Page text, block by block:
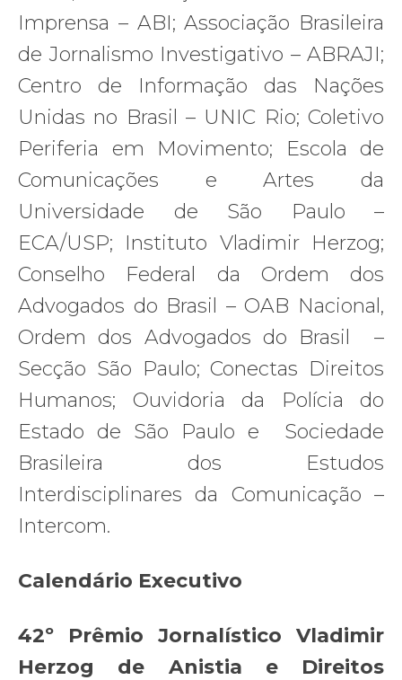
Imprensa – ABI; Associação Brasileira
de Jornalismo Investigativo – ABRAJI;
Centro de Informação das Nações
Unidas no Brasil – UNIC Rio; Coletivo
Periferia em Movimento; Escola de
Comunicações e Artes da
Universidade de São Paulo –
ECA/USP; Instituto Vladimir Herzog;
Conselho Federal da Ordem dos
Advogados do Brasil – OAB Nacional,
Ordem dos Advogados do Brasil –
Secção São Paulo; Conectas Direitos
Humanos; Ouvidoria da Polícia do
Estado de São Paulo e Sociedade
Brasileira dos Estudos
Interdisciplinares da Comunicação –
Intercom.
Calendário Executivo
42º Prêmio Jornalístico Vladimir
Herzog de Anistia e Direitos